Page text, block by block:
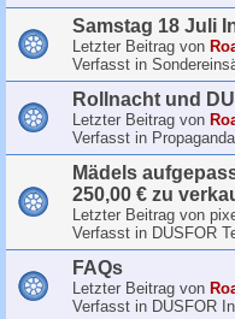
Samstag 18 Juli
Letzter Beitrag von
Verfasst in
Rollnacht und
Letzter Beitrag von
Verfasst in Propaganda
Mädels
250,00 € zu
Letzter Beitrag von
Verfasst in DUSFOR
FAQs
Letzter Beitrag von
Verfasst in DUSFOR